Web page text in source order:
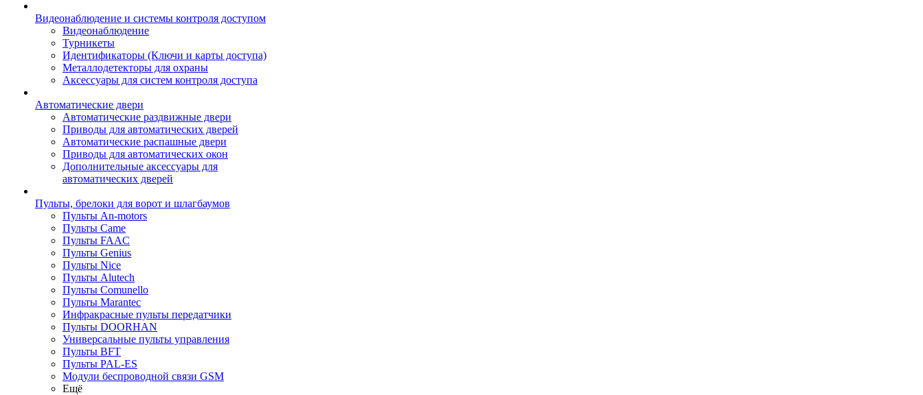
Видеонаблюдение и системы контроля доступом
Видеонаблюдение
Турникеты
Идентификаторы (Ключи и карты доступа)
Металлодетекторы для охраны
Аксессуары для систем контроля доступа
Автоматические двери
Автоматические раздвижные двери
Приводы для автоматических дверей
Автоматические распашные двери
Приводы для автоматических окон
Дополнительные аксессуары для
автоматических дверей
Пульты, брелоки для ворот и шлагбаумов
Пульты An-motors
Пульты Came
Пульты FAAC
Пульты Genius
Пульты Nice
Пульты Alutech
Пульты Сomunello
Пульты Marantec
Инфракрасные пульты передатчики
Пульты DOORHAN
Универсальные пульты управления
Пульты BFT
Пульты PAL-ES
Модули беспроводной связи GSM
Ещё